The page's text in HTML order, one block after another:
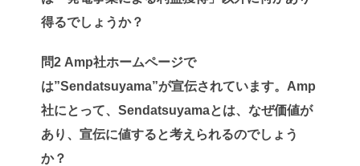
得るでしょうか？
問2 Amp社ホームページで
は”Sendatsuyama”が宣伝されています。Amp
社にとって、Sendatsuyamaとは、なぜ価値が
あり、宣伝に値すると考えられるのでしょう
か？